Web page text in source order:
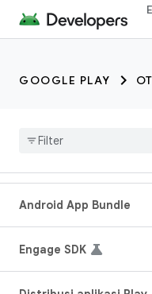
GOOGLE PLAY
Android App Bundle
Engage SDK